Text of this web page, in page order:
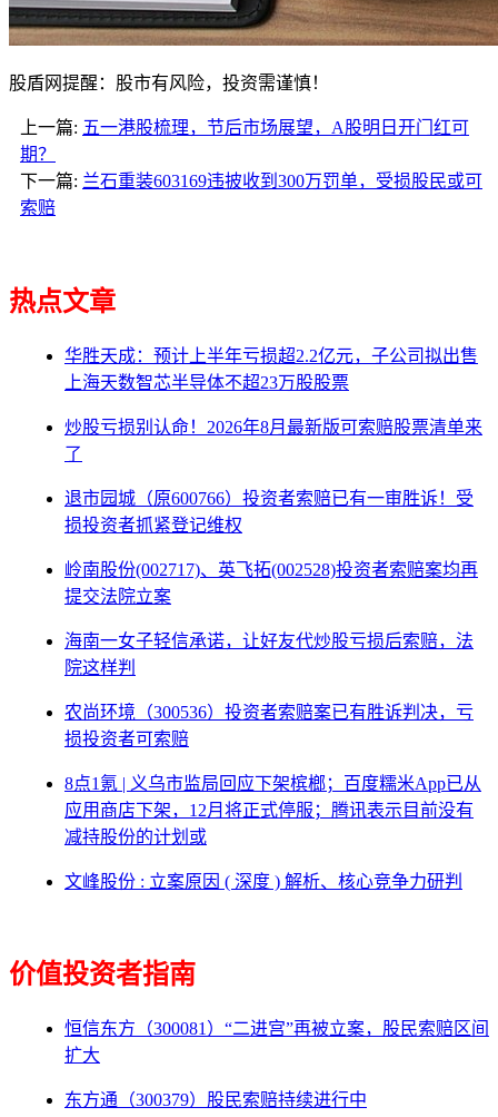
股盾网提醒：股市有风险，投资需谨慎！
上一篇: 五一港股梳理，节后市场展望，A股明日开门红可
期？
下一篇: 兰石重装603169违披收到300万罚单，受损股民或可
索赔
热点文章
华胜天成：预计上半年亏损超2.2亿元，子公司拟出售
上海天数智芯半导体不超23万股股票
炒股亏损别认命！2026年8月最新版可索赔股票清单来
了
退市园城（原600766）投资者索赔已有一审胜诉！受
损投资者抓紧登记维权
岭南股份(002717)、英飞拓(002528)投资者索赔案均再
提交法院立案
海南一女子轻信承诺，让好友代炒股亏损后索赔，法
院这样判
农尚环境（300536）投资者索赔案已有胜诉判决，亏
损投资者可索赔
8点1氪 | 义乌市监局回应下架槟榔；百度糯米App已从
应用商店下架，12月将正式停服；腾讯表示目前没有
减持股份的计划或
文峰股份 : 立案原因 ( 深度 ) 解析、核心竞争力研判
价值投资者指南
恒信东方（300081）“二进宫”再被立案，股民索赔区间
扩大
东方通（300379）股民索赔持续进行中